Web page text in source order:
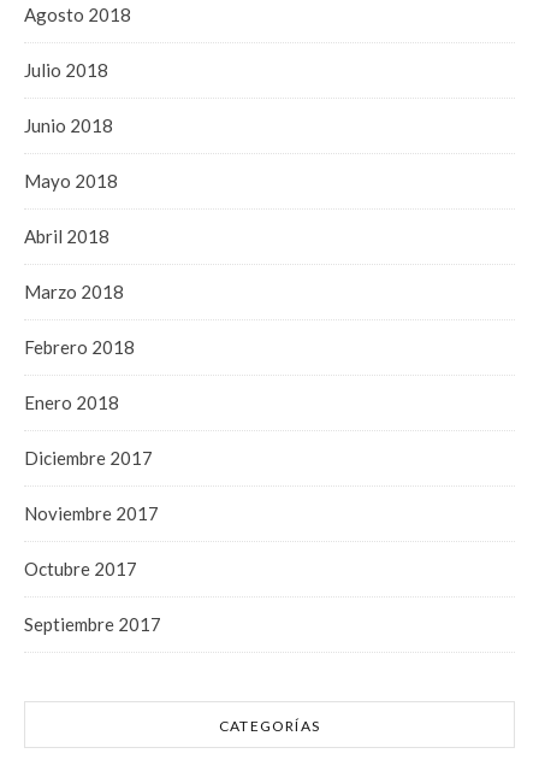
Agosto 2018
Julio 2018
Junio 2018
Mayo 2018
Abril 2018
Marzo 2018
Febrero 2018
Enero 2018
Diciembre 2017
Noviembre 2017
Octubre 2017
Septiembre 2017
CATEGORÍAS